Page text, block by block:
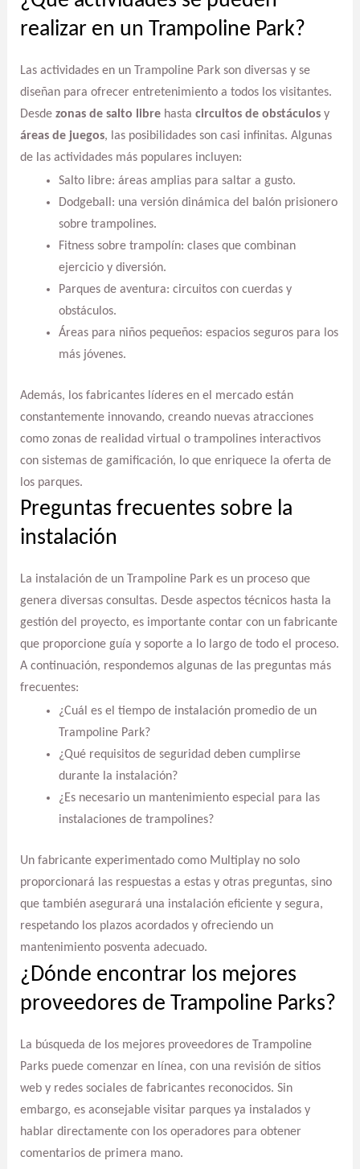
realizar en un Trampoline Park?
Las actividades en un Trampoline Park son diversas y se
diseñan para ofrecer entretenimiento a todos los visitantes.
Desde zonas de salto librehasta circuitos de obstáculosy
áreas de juegos, las posibilidades son casi infinitas. Algunas
de las actividades más populares incluyen:
Salto libre: áreas amplias para saltar a gusto.
Dodgeball: una versión dinámica del balón prisionero
sobre trampolines.
Fitness sobre trampolín: clases que combinan
ejercicio y diversión.
Parques de aventura: circuitos con cuerdas y
obstáculos.
Áreas para niños pequeños: espacios seguros para los
más jóvenes.
Además, los fabricantes líderes en el mercado están
constantemente innovando, creando nuevas atracciones
como zonas de realidad virtual o trampolines interactivos
con sistemas de gamificación, lo que enriquece la oferta de
los parques.
Preguntas frecuentes sobre la
instalación
La instalación de un Trampoline Park es un proceso que
genera diversas consultas. Desde aspectos técnicos hasta la
gestión del proyecto, es importante contar con un fabricante
que proporcione guía y soporte a lo largo de todo el proceso.
A continuación, respondemos algunas de las preguntas más
frecuentes:
¿Cuál es el tiempo de instalación promedio de un
Trampoline Park?
¿Qué requisitos de seguridad deben cumplirse
durante la instalación?
¿Es necesario un mantenimiento especial para las
instalaciones de trampolines?
Un fabricante experimentado como Multiplay no solo
proporcionará las respuestas a estas y otras preguntas, sino
que también asegurará una instalación eficiente y segura,
respetando los plazos acordados y ofreciendo un
mantenimiento posventa adecuado.
¿Dónde encontrar los mejores
proveedores de Trampoline Parks?
La búsqueda de los mejores proveedores de Trampoline
Parks puede comenzar en línea, con una revisión de sitios
web y redes sociales de fabricantes reconocidos. Sin
embargo, es aconsejable visitar parques ya instalados y
hablar directamente con los operadores para obtener
comentarios de primera mano.